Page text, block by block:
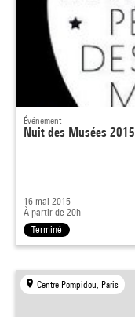
Événement
Nuit des Musées 2015
16 mai 2015
À partir de 20h
Terminé
Centre Pompidou, Paris